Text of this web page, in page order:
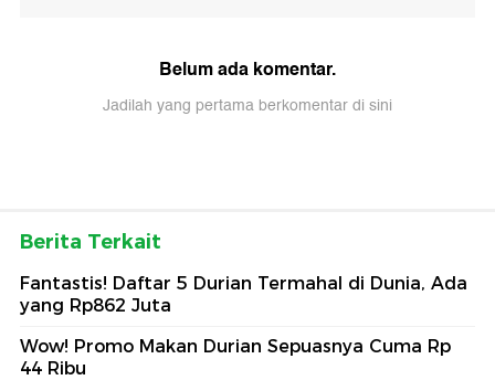
Belum ada komentar.
Jadilah yang pertama berkomentar di sini
Berita Terkait
Fantastis! Daftar 5 Durian Termahal di Dunia, Ada
yang Rp862 Juta
Wow! Promo Makan Durian Sepuasnya Cuma Rp
44 Ribu